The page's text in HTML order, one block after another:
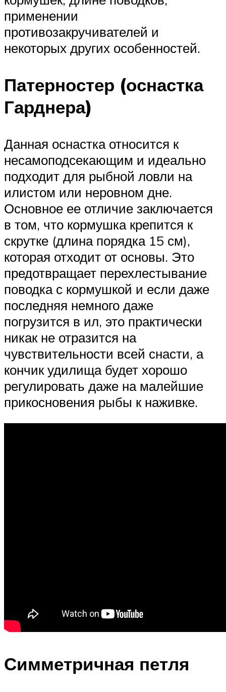
применении
противозакручивателей и
некоторых других особенностей.
Патерностер (оснастка
Гарднера)
Данная оснастка относится к
несамоподсекающим и идеально
подходит для рыбной ловли на
илистом или неровном дне.
Основное ее отличие заключается
в том, что кормушка крепится к
скрутке (длина порядка 15 см),
которая отходит от основы. Это
предотвращает перехлестывание
поводка с кормушкой и если даже
последняя немного даже
погрузится в ил, это практически
никак не отразится на
чувствительности всей снасти, а
кончик удилища будет хорошо
регулировать даже на малейшие
прикосновения рыбы к наживке.
Симметричная петля